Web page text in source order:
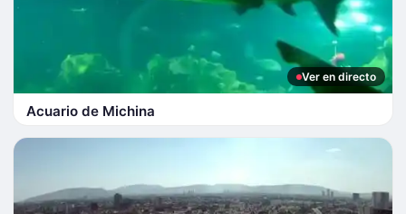
Ver en directo
Acuario de Michina